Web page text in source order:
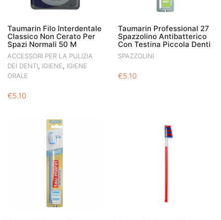
Taumarin Filo Interdentale
Classico Non Cerato Per
Spazi Normali 50 M
ACCESSORI PER LA PULIZIA
DEI DENTI, IGIENE, IGIENE
ORALE
€5.10
Taumarin Professional 27
Spazzolino Antibatterico
Con Testina Piccola Denti
SPAZZOLINI
€5.10